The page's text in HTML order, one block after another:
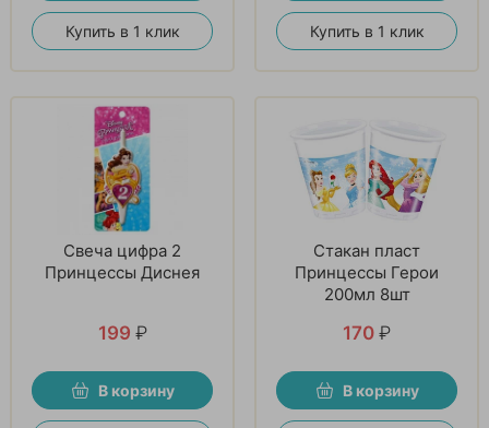
Купить в 1 клик Купить в 1 клик
Свеча цифра 2
Принцессы Диснея
199 ₽
В корзину
Стакан пласт
Принцессы Герои
200мл 8шт
170 ₽
В корзину